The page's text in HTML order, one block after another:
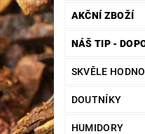
AKČNÍ ZBOŽÍ
NÁŠ TIP -
SKVĚLE
DOUTNÍKY
HUMIDORY